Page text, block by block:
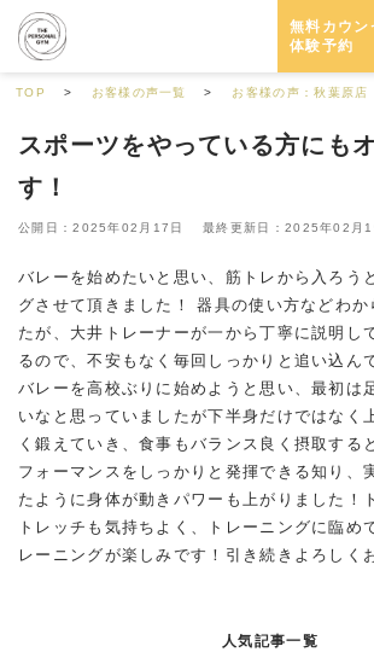
無料カウン
体験予約
TOP お客様の声一覧 お客様の声：秋葉原店
スポーツをやっている方にも
す！
公開日：2025年02月17日 最終更新日：2025年02月
バレーを始めたいと思い、筋トレから入ろう
グさせて頂きました！ 器具の使い方などわか
たが、大井トレーナーが一から丁寧に説明し
るので、不安もなく毎回しっかりと追い込ん
バレーを高校ぶりに始めようと思い、最初は
いなと思っていましたが下半身だけではなく
く鍛えていき、食事もバランス良く摂取する
フォーマンスをしっかりと発揮できる知り、
たように身体が動きパワーも上がりました！
トレッチも気持ちよく、トレーニングに臨め
レーニングが楽しみです！引き続きよろしく
人気記事一覧